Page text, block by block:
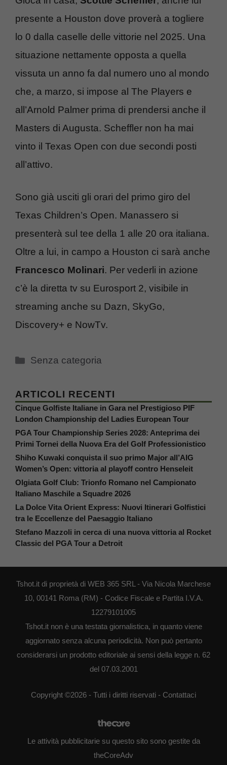
presente a Houston dove proverà a togliere
lo 0 dalla caselle delle vittorie nel 2025. Una
situazione nettamente opposta a quella
vissuta un anno fa dal numero uno al mondo
che, a marzo, si impose al The Players e
all’Arnold Palmer prima di prendersi anche il
Masters di Augusta. Scheffler non ha mai
vinto il Texas Open con due secondi posti
all’attivo.
Sono già usciti gli orari del primo giro del
Texas Children’s Open. Manassero si
presenterà sul tee della 1 alle 20 ora italiana.
Oltre a lui, in campo a Houston ci sarà anche
Francesco Molinari. Per vederli in azione
c’è la diretta tv su Eurosport 2, visibile in
streaming anche su Dazn, SkyGo,
Discovery+ e NowTv.
Categorie
Senza categoria
ARTICOLI RECENTI
Cinque Golfiste Italiane in Gara nel Prestigioso PIF
London Championship del Ladies European Tour
PGA Tour Championship Series 2028: Anteprima dei
Primi Tornei della Nuova Era del Golf Professionistico
Shiho Kuwaki conquista il suo primo Major all’AIG
Women’s Open: vittoria al playoff contro Henseleit
Olgiata Golf Club: Trionfo Romano nel Campionato
Italiano Maschile a Squadre 2026
La Dolce Vita Orient Express: Nuovi Itinerari Golfistici
tra le Eccellenze del Paesaggio Italiano
Stefano Mazzoli in cerca di una nuova vittoria al Rocket
Classic del PGA Tour a Detroit
Tshot.it di proprietà di WEB 365 SRL - Via Nicola Marchese
10, 00141 Roma (RM) - Codice Fiscale e Partita I.V.A.
12279101005
Tshot.it non è una testata giornalistica, in quanto viene
aggiornato senza alcuna periodicità. Non può pertanto
considerarsi un prodotto editoriale ai sensi della legge n. 62
del 07.03.2001
Copyright ©2026 - Tutti i diritti riservati - Contattaci
Le attività pubblicitarie su questo sito sono gestite da
theCoreAdv